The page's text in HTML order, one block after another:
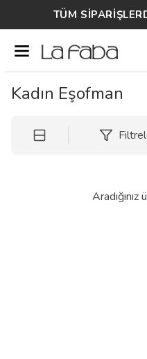
TÜM
Kadın Eşofman
Aradığınız